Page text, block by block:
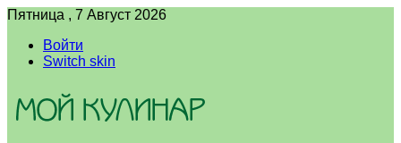
Пятница , 7 Август 2026
Войти
Switch skin